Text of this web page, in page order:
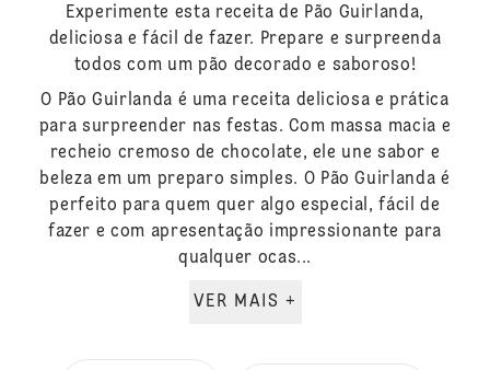
Experimente esta receita de Pão Guirlanda,
deliciosa e fácil de fazer. Prepare e surpreenda
todos com um pão decorado e saboroso!
O Pão Guirlanda é uma receita deliciosa e prática
para surpreender nas festas. Com massa macia e
recheio cremoso de chocolate, ele une sabor e
beleza em um preparo simples. O Pão Guirlanda é
perfeito para quem quer algo especial, fácil de
fazer e com apresentação impressionante para
qualquer ocas...
VER MAIS +